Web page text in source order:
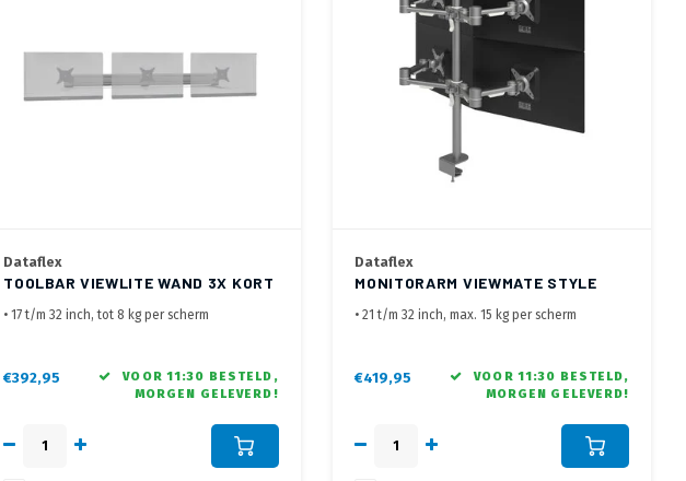
Dataflex
TOOLBAR VIEWLITE WAND 3X KORT
• 17 t/m 32 inch, tot 8 kg per scherm
wandbevestigingsbeugels
• Schermen schuifbaar op de rails
opstelling
€392,95
VOOR 11:30 BESTELD,
MORGEN GELEVERD!
Dataflex
MONITORARM VIEWMATE STYLE
622
• 21 t/m 32 inch, max. 15 kg per scherm
€419,95
VOOR 11:30 BESTELD,
MORGEN GELEVERD!